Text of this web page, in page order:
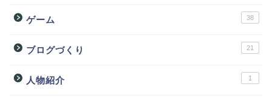
ゲーム 38
ブログづくり 21
人物紹介 1